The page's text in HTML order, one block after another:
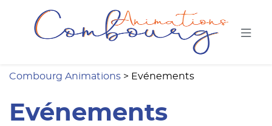
Combourg Animations > Evénements
Evénements